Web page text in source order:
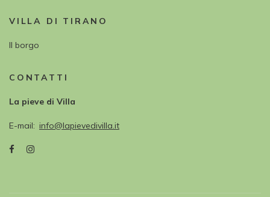
VILLA DI TIRANO
Il borgo
CONTATTI
La pieve di Villa
E-mail info@lapievedivilla.it